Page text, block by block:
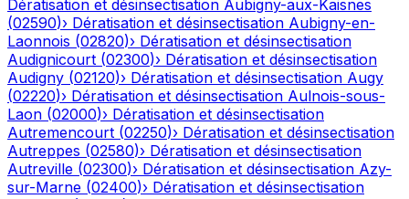
Dératisation et désinsectisation Aubigny-aux-Kaisnes
(02590)› Dératisation et désinsectisation Aubigny-en-
Laonnois (02820)› Dératisation et désinsectisation
Audignicourt (02300)› Dératisation et désinsectisation
Audigny (02120)› Dératisation et désinsectisation Augy
(02220)› Dératisation et désinsectisation Aulnois-sous-
Laon (02000)› Dératisation et désinsectisation
Autremencourt (02250)› Dératisation et désinsectisation
Autreppes (02580)› Dératisation et désinsectisation
Autreville (02300)› Dératisation et désinsectisation Azy-
sur-Marne (02400)› Dératisation et désinsectisation